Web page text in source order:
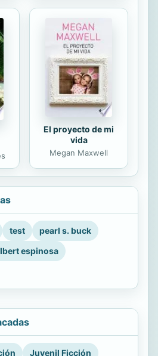
El proyecto de mi
vida
Megan Maxwell
test
pearl s. buck
espinosa
Juvenil Ficción